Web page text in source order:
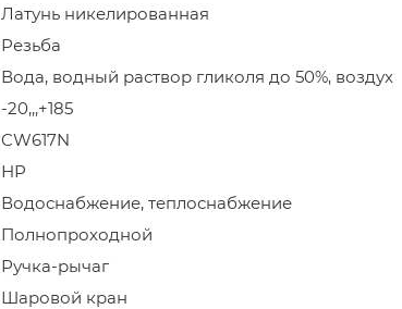
Латунь никелированная
Резьба
Вода, водный раствор гликоля до 50%, воздух
-20,,,+185
CW617N
НР
Водоснабжение, теплоснабжение
Полнопроходной
Ручка-рычаг
Шаровой кран